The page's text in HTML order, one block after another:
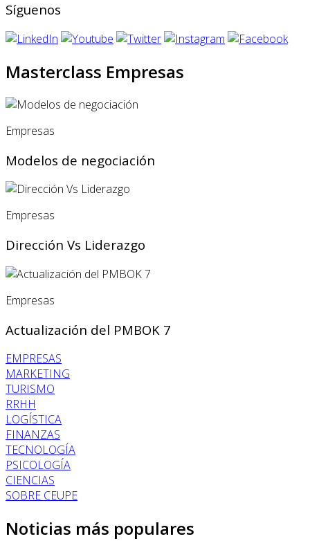
Síguenos
Masterclass Empresas
Empresas
Modelos de negociación
Empresas
Dirección Vs Liderazgo
Empresas
Actualización del PMBOK 7
EMPRESAS
MARKETING
TURISMO
RRHH
LOGÍSTICA
FINANZAS
TECNOLOGÍA
PSICOLOGÍA
CIENCIAS
SOBRE CEUPE
Noticias más populares